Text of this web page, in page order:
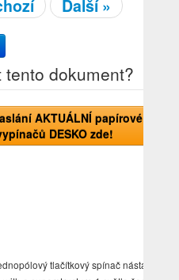
Další »
dokument?
AKTUÁLNÍ papírové verze
DESKO zde!
tlačítkový spínač nástavbou